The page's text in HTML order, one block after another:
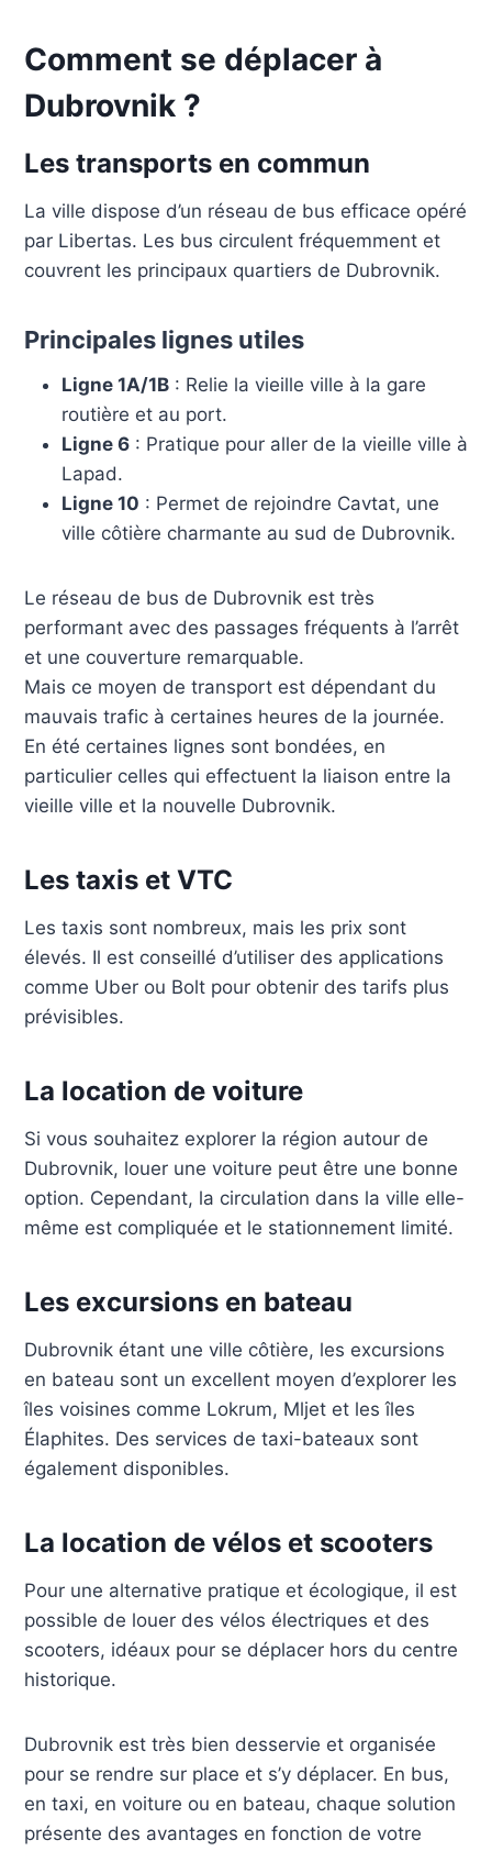
Comment se déplacer à
Dubrovnik ?
Les transports en commun
La ville dispose d’un réseau de bus efficace opéré
par Libertas. Les bus circulent fréquemment et
couvrent les principaux quartiers de Dubrovnik.
Principales lignes utiles
Ligne 1A/1B: Relie la vieille ville à la gare
routière et au port.
Ligne 6: Pratique pour aller de la vieille ville à
Lapad.
Ligne 10 : Permet de rejoindre Cavtat, une
ville côtière charmante au sud de Dubrovnik.
Le réseau de bus de Dubrovnik est très
performant avec des passages fréquents à l’arrêt
et une couverture remarquable.
Mais ce moyen de transport est dépendant du
mauvais trafic à certaines heures de la journée.
En été certaines lignes sont bondées, en
particulier celles qui effectuent la liaison entre la
vieille ville et la nouvelle Dubrovnik.
Les taxis et VTC
Les taxis sont nombreux, mais les prix sont
élevés. Il est conseillé d’utiliser des applications
comme Uber ou Bolt pour obtenir des tarifs plus
prévisibles.
La location de voiture
Si vous souhaitez explorer la région autour de
Dubrovnik, louer une voiture peut être une bonne
option. Cependant, la circulation dans la ville elle-
même est compliquée et le stationnement limité.
Les excursions en bateau
Dubrovnik étant une ville côtière, les excursions
en bateau sont un excellent moyen d’explorer les
îles voisines comme Lokrum, Mljet et les îles
Élaphites. Des services de taxi-bateaux sont
également disponibles.
La location de vélos et scooters
Pour une alternative pratique et écologique, il est
possible de louer des vélos électriques et des
scooters, idéaux pour se déplacer hors du centre
historique.
Dubrovnik est très bien desservie et organisée
pour se rendre sur place et s’y déplacer. En bus,
en taxi, en voiture ou en bateau, chaque solution
présente des avantages en fonction de votre